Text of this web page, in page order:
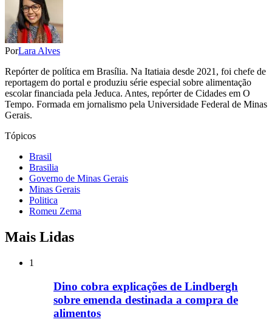
PorLara Alves
Repórter de política em Brasília. Na Itatiaia desde 2021, foi chefe de
reportagem do portal e produziu série especial sobre alimentação
escolar financiada pela Jeduca. Antes, repórter de Cidades em O
Tempo. Formada em jornalismo pela Universidade Federal de Minas
Gerais.
Tópicos
Brasil
Brasilia
Governo de Minas Gerais
Minas Gerais
Politica
Romeu Zema
Mais Lidas
1
Dino cobra explicações de Lindbergh
sobre emenda destinada a compra de
alimentos